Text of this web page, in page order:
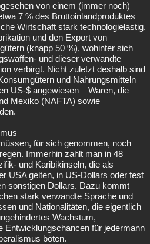
von einem (immer noch)
7 % des Bruttoinlandproduktes
Wirtschaft stark technologielastig.
und den Export von
(knapp 50 %), wohinter sich
und dieser verwandte
verbirgt. Nicht zuletzt deshalb sind
und Nahrungsmitteln
US-$ angewiesen – Waren, die
Mexiko (NAFTA) sowie
für sich genommen, noch
Immerhin zahlt man in 48
und Karibikinseln, die als
USA gelten, in US-Dollars oder fest
sonstigen Dollars. Dazu kommt
stark verwandte Sprache und
und Nationalitäten, die eigentlich
Wachstum,
Entwicklungschancen für jedermann
böten.